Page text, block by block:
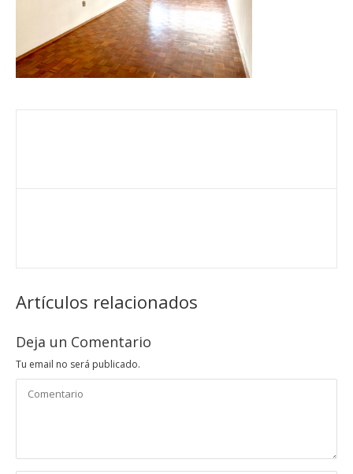
Artículos relacionados
Deja un Comentario
Tu email no será publicado.